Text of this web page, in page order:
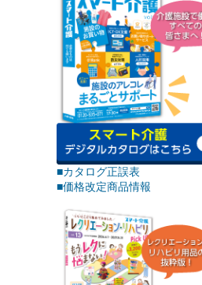
■カタログ正誤表
■価格改定商品情報